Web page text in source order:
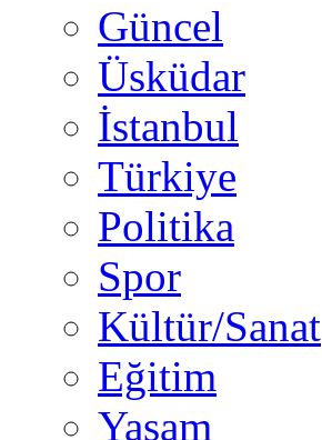
Güncel
Üsküdar
İstanbul
Türkiye
Politika
Spor
Kültür/Sanat
Eğitim
Yaşam